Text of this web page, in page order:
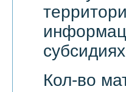
Кол-во